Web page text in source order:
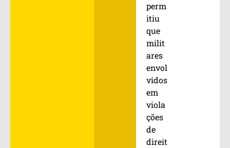
perm
itiu
que
milit
ares
envol
vidos
em
viola
ções
de
direit